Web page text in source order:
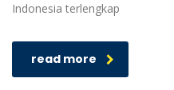
Indonesia terlengkap
read more